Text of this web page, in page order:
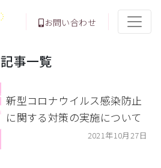
お問い合わせ
記事一覧
新型コロナウイルス感染防止
に関する対策の実施について
2021年10月27日